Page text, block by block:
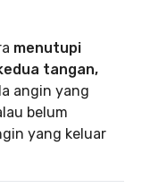
menutupi
tangan,
angin yang
belum
yang keluar